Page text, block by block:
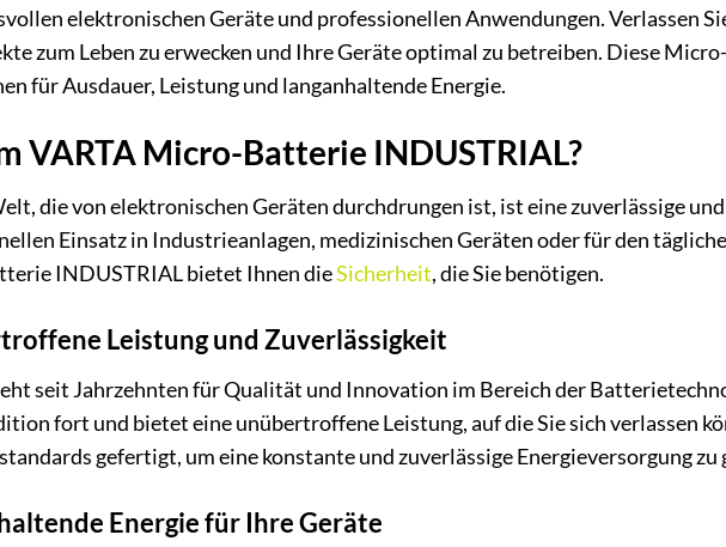
elektronischen Geräte und professionellen Anwendungen. Verlassen
zum Leben zu erwecken und Ihre Geräte optimal zu betreiben. Diese
für Ausdauer, Leistung und langanhaltende Energie.
VARTA Micro-Batterie INDUSTRIAL?
die von elektronischen Geräten durchdrungen ist, ist eine zuverlässige
Einsatz in Industrieanlagen, medizinischen Geräten oder für den
INDUSTRIAL bietet Ihnen dieSicherheit, die Sie benötigen.
Leistung und Zuverlässigkeit
seit Jahrzehnten für Qualität und Innovation im Bereich der
fort und bietet eine unübertroffene Leistung, auf die Sie sich verlassen
gefertigt, um eine konstante und zuverlässige Energieversorgung zu
Energie für Ihre Geräte